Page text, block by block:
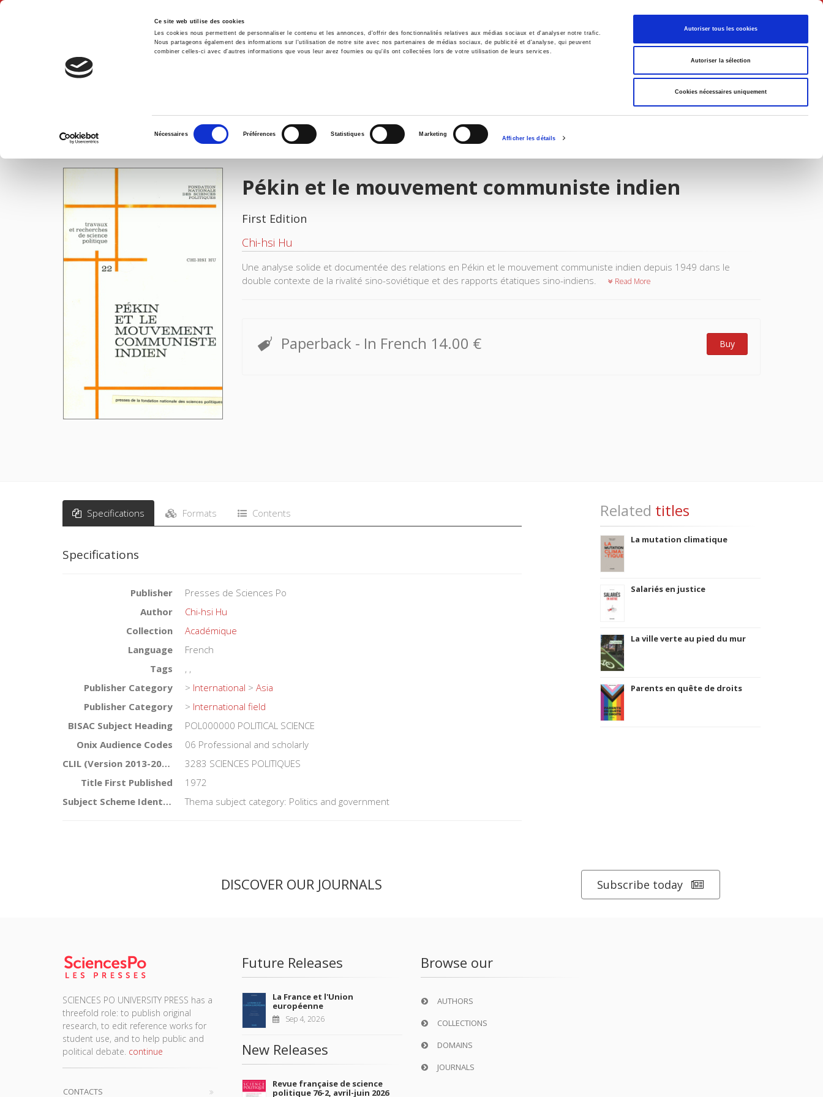
Ce site web utilise des cookies
Les cookies nous permettent de personnaliser le contenu et les annonces, d'offrir des fonctionnalités relatives aux médias sociaux et d'analyser notre trafic.
Nous partageons également des informations sur l'utilisation de notre site avec nos partenaires de médias sociaux, de publicité et d'analyse, qui peuvent
combiner celles-ci avec d'autres informations que vous leur avez fournies ou qu'ils ont collectées lors de votre utilisation de leurs services.
consentement
Nécessaires Préférences Statistiques Marketing
Afficher les détails
Autoriser tous les cookies
Autoriser la sélection
Cookies nécessaires uniquement
English
Home Environment History International Politics
IMAGES
Pékin et le mouvement communiste indien
First Edition
Chi-hsi Hu
Une analyse solide et documentée des relations en Pékin et le mouvement communiste indien depuis 1949 dans le
double contexte de la rivalité sino-soviétique et des rapports étatiques sino-indiens.
Read More
Paperback - In French 14.00 € Buy
Specifications Formats Contents
Specifications
Publisher
Presses de Sciences Po
Author
Chi-hsi Hu
Collection
Académique
Language
French
Tags
, ,
Publisher Category
> International > Asia
Publisher Category
> International field
BISAC Subject Heading
POL000000 POLITICAL SCIENCE
Onix Audience Codes
06 Professional and scholarly
CLIL (Version 2013-2019)
3283 SCIENCES POLITIQUES
Title First Published
1972
Subject Scheme Identifier Code
Thema subject category: Politics and government
Related titles
La mutation climatique
Salariés en justice
La ville verte au pied du mur
Parents en quête de droits
DISCOVER OUR JOURNALS Subscribe today
SCIENCES PO UNIVERSITY PRESS has a
threefold role: to publish original
research, to edit reference works for
student use, and to help public and
political debate. continue
CONTACTS
Future Releases
La France et l'Union
européenne
Sep 4, 2026
New Releases
Revue française de science
politique 76-2, avril-juin 2026
Browse our
AUTHORS
COLLECTIONS
DOMAINS
JOURNALS